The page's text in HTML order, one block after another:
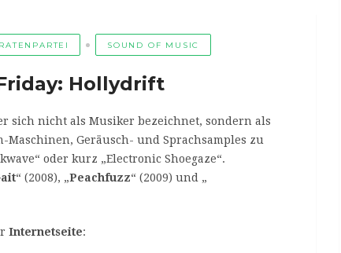
SOUND OF MUSIC
Hollydrift
sich nicht als Musiker bezeichnet, sondern als
Geräusch- und Sprachsamples zu
oder kurz „Electronic Shoegaze“.
“ (2008), „Peachfuzz“ (2009) und „
Internetseite: